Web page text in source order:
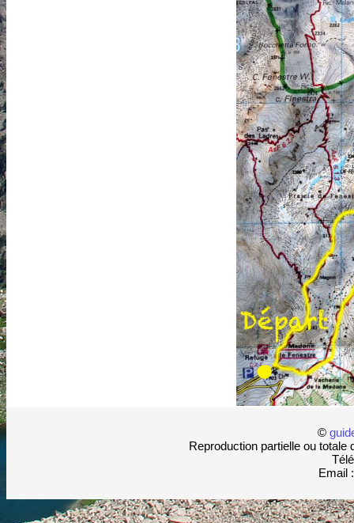
©
Reproduction partielle ou
Email